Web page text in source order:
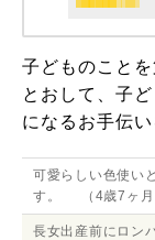
子どものこと
とおして、子
になるお手伝い
可愛らしい色使い
す。 （4歳7ヶ月
長女出産前にロン